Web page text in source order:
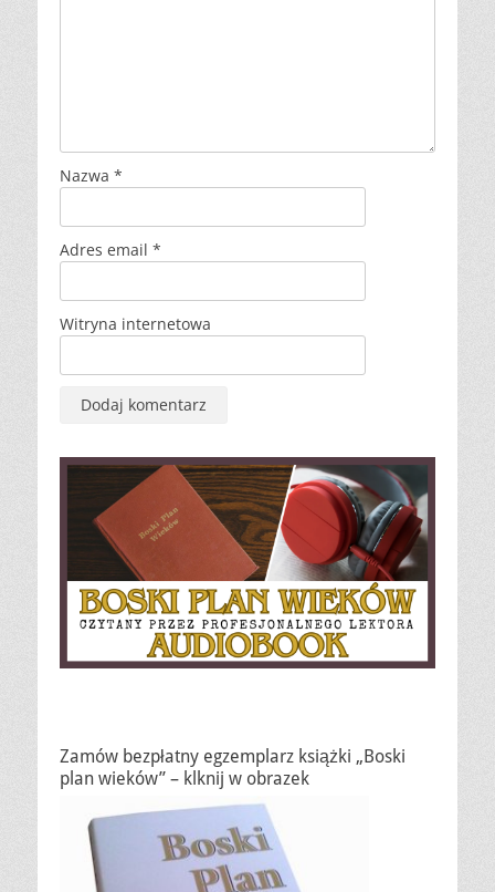
Nazwa *
Adres email *
Witryna internetowa
Zamów bezpłatny egzemplarz książki „Boski
plan wieków” – klknij w obrazek